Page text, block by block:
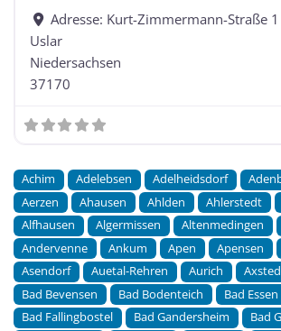
Adresse: Kurt-Zimmermann-Straße 1
Uslar
Niedersachsen
37170
Achim Adelebsen Adelheidsdorf
Aerzen
Ahausen Ahlden Ahlerstedt
Alfhausen
Algermissen Altenmedingen
Andervenne
Ankum Apen Apensen
Asendorf
Auetal-Rehren Aurich
Bad Bevensen
Bad Bodenteich
Bad Essen
Bad Fallingbostel
Bad Gandersheim
Bad